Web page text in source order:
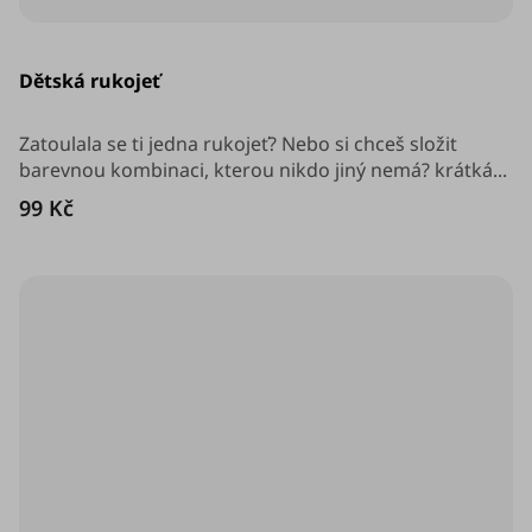
Dětská rukojeť
99 Kč
Zatoulala se ti jedna rukojeť? Nebo si chceš složit
barevnou kombinaci, kterou nikdo jiný nemá? krátká...